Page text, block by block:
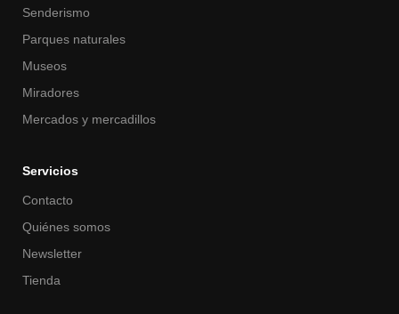
Senderismo
Parques naturales
Museos
Miradores
Mercados y mercadillos
Servicios
Contacto
Quiénes somos
Newsletter
Tienda